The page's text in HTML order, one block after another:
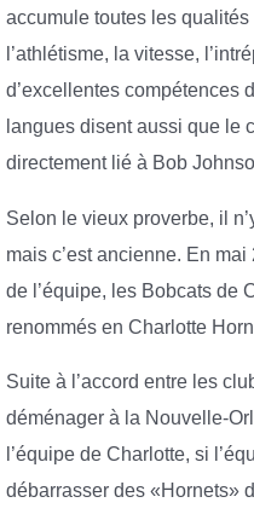
accumule toutes les
l’athlétisme, la vitesse,
d’excellentes compétences
langues disent aussi que le
directement lié à Bob
Selon le vieux proverbe, il
mais c’est ancienne. En
de l’équipe, les Bobcats de
renommés en Charlotte
Suite à l’accord entre les
déménager à la Nouvelle-
l’équipe de Charlotte, si
débarrasser des «Hornets»